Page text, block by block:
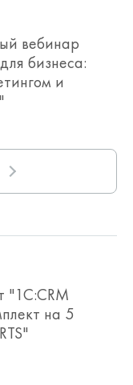
вебинар
бизнеса:
и
"1С:CRM
на 5